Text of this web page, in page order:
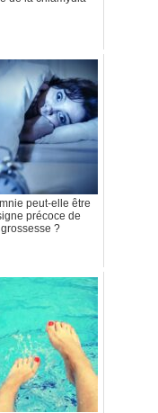
peut-elle être
précoce de
grossesse ?